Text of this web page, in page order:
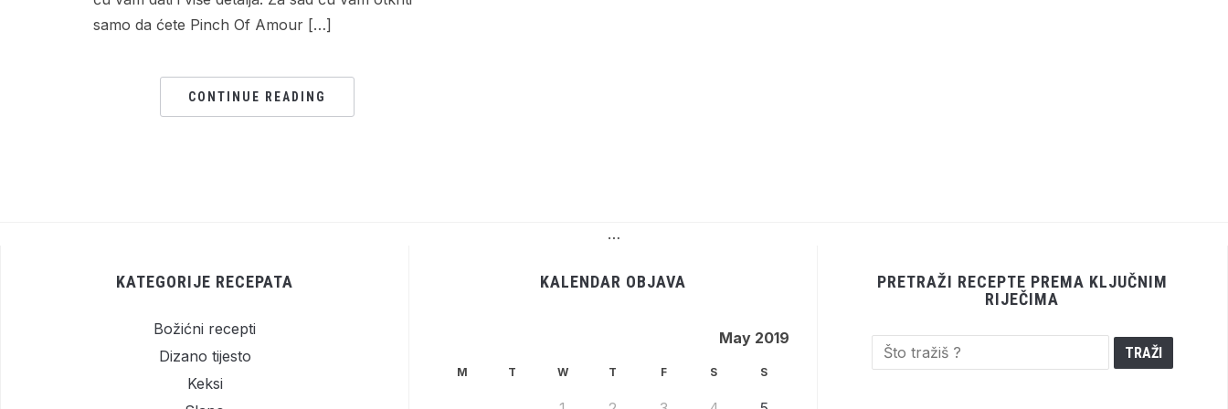
samo da ćete Pinch Of Amour […]
CONTINUE READING
…
KATEGORIJE RECEPATA
Božićni recepti
Dizano tijesto
Keksi
KALENDAR OBJAVA
May 2019
M T W T F S S
PRETRAŽI RECEPTE PREMA KLJUČNIM
RIJEČIMA